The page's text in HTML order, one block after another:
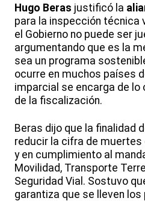
Hugo Beras justificó la
para la inspección técnica
el Gobierno no puede ser
argumentando que es la
sea un programa
ocurre en muchos países
imparcial se encarga de lo
de la fiscalización.
Beras dijo que la finalidad
reducir la cifra de muertes
y en cumplimiento al
Movilidad, Transporte
Seguridad Vial. Sostuvo
garantiza que se lleven